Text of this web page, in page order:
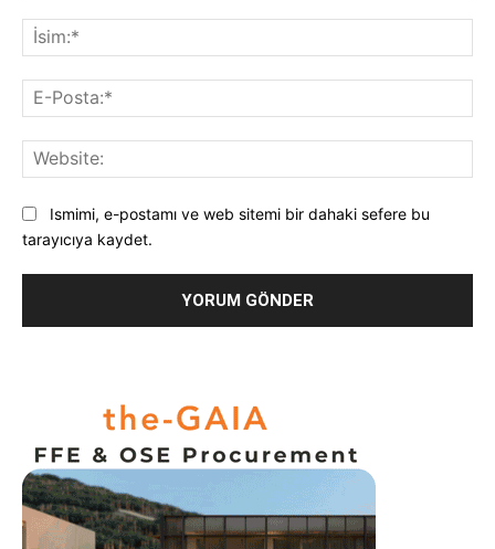
Ismimi, e-postamı ve web sitemi bir dahaki sefere bu
tarayıcıya kaydet.